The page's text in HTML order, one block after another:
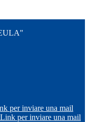
per inviare una mail
Link per inviare una mail